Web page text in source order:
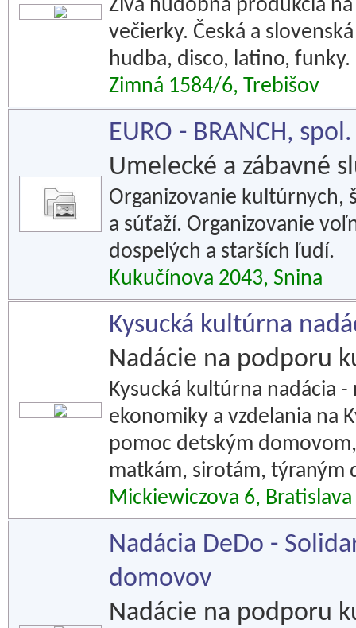
Živá hudobná produkcia
večierky. Česká a
hudba, disco, latino, funky.
Zimná 1584/6, Trebišov
EURO - BRANCH,
Umelecké a zábavné
Organizovanie kultúrnych,
a súťaží. Organizovanie
dospelých a starších ľudí.
Kukučínova 2043, Snina
Kysucká kultúrna
Nadácie na podporu
Kysucká kultúrna nadácia
ekonomiky a vzdelania na
pomoc detským
matkám, sirotám, týraným
Mickiewiczova 6, Bratislava
Nadácia DeDo -
domovov
Nadácie na podporu